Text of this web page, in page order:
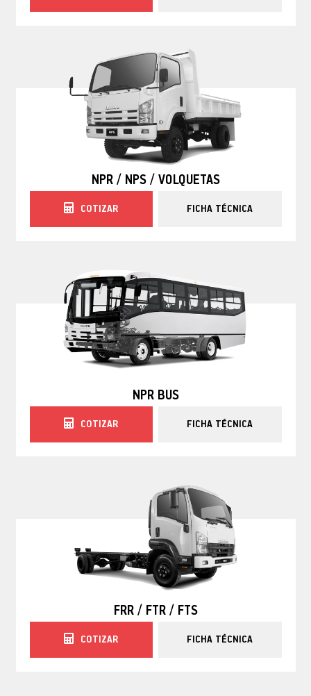
NPR / NPS / VOLQUETAS
COTIZAR FICHA TÉCNICA
NPR BUS
COTIZAR FICHA TÉCNICA
FRR / FTR / FTS
COTIZAR FICHA TÉCNICA